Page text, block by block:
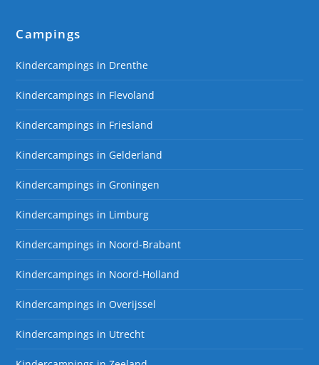
Campings
Kindercampings in Drenthe
Kindercampings in Flevoland
Kindercampings in Friesland
Kindercampings in Gelderland
Kindercampings in Groningen
Kindercampings in Limburg
Kindercampings in Noord-Brabant
Kindercampings in Noord-Holland
Kindercampings in Overijssel
Kindercampings in Utrecht